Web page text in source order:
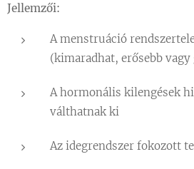
Jellemzői:
A menstruáció
(kimaradhat, erősebb
A hormonális kilengések
válthatnak ki
Az idegrendszer fokozott